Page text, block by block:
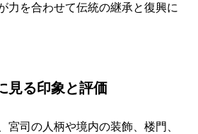
力を合わせて伝統の継承と復興に
見る印象と評価
宮司の人柄や境内の装飾、楼門、